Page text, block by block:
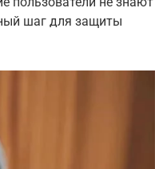
шаг для защиты